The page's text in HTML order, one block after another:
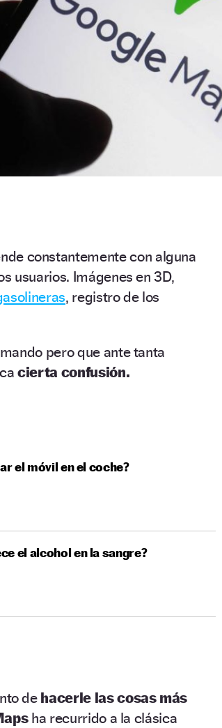
constantemente con alguna
usuarios. Imágenes en 3D,
, registro de los
pero que ante tanta
cierta confusión.
el móvil en el coche?
el alcohol en la sangre?
de hacerle las cosas más
ha recurrido a la clásica